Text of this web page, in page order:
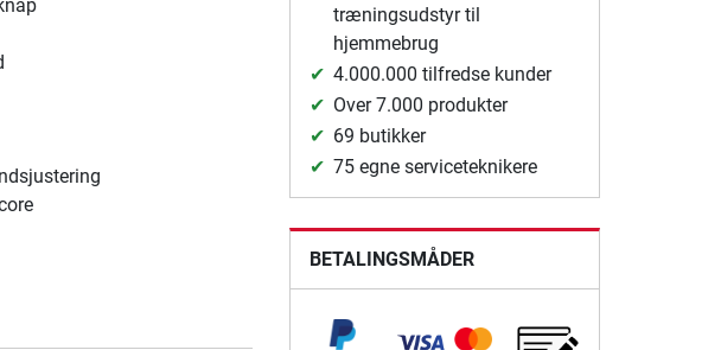
træningsudstyr til
hjemmebrug
4.000.000 tilfredse kunder
Over 7.000 produkter
69 butikker
75 egne serviceteknikere
BETALINGSMÅDER